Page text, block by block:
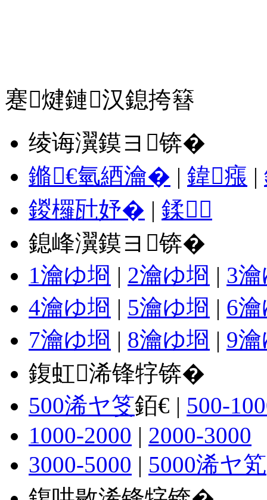
蹇煡鏈汉鎴挎簮
绫诲瀷鏌ヨ锛�
鏅€氫綇瀹� | 鍏瘬 |
鍐欏瓧妤� | 鍒
鎴峰瀷鏌ヨ锛�
1瀹ゆ埛 | 2瀹ゆ埛 | 3
4瀹ゆ埛 | 5瀹ゆ埛 | 6
7瀹ゆ埛 | 8瀹ゆ埛 | 9
鍑虹浠锋牸锛�
500浠ヤ笅銆€ | 500-
1000-2000 | 2000-3000
3000-5000 | 5000浠ヤ笂